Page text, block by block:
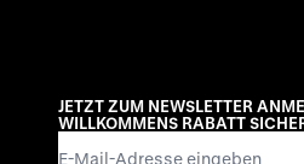
JETZT ZUM NEWSLETTER
WILLKOMMENS RABATT